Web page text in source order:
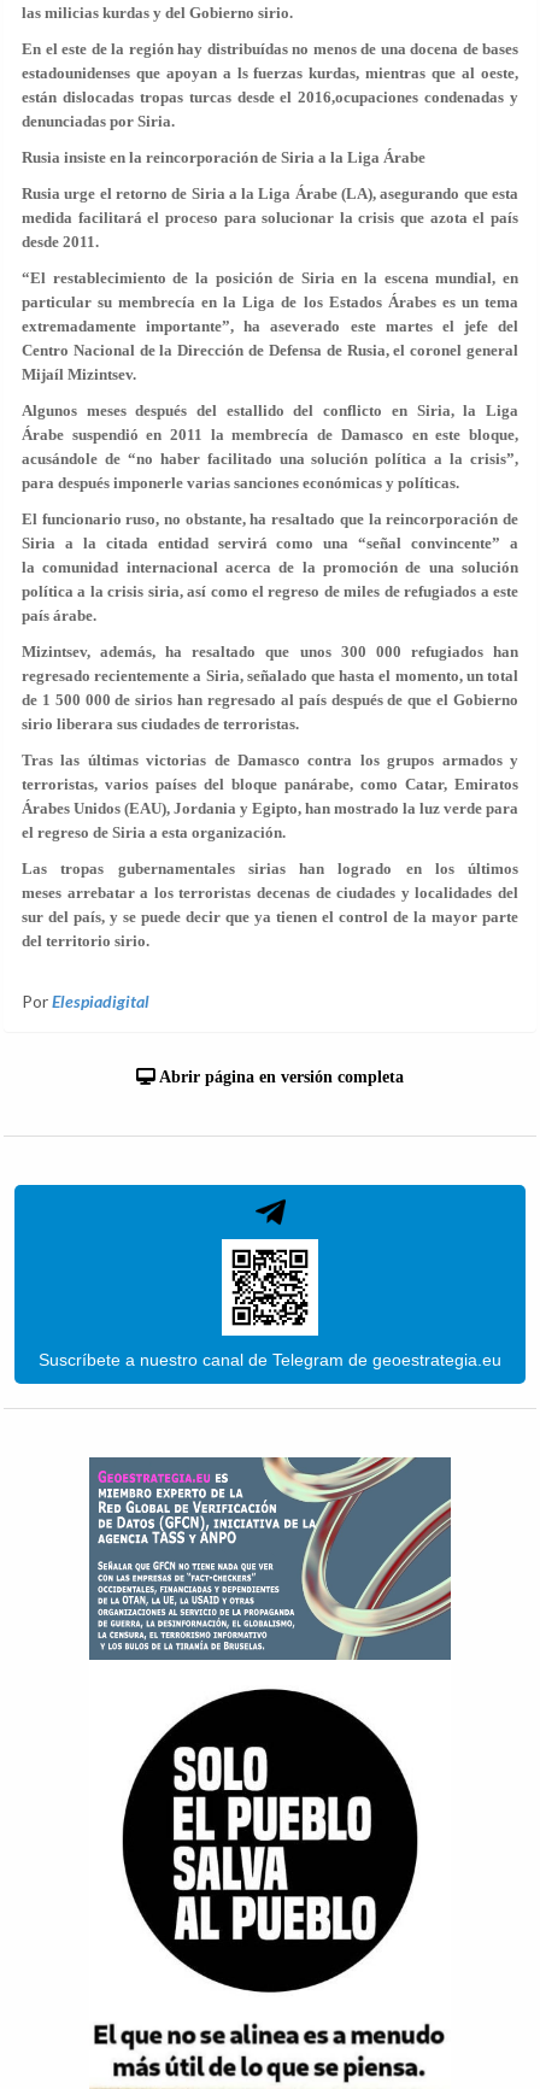
las milicias kurdas y del Gobierno sirio.
En el este de la región hay distribuídas no menos de una docena de bases
estadounidenses que apoyan a ls fuerzas kurdas, mientras que al oeste,
están dislocadas tropas turcas desde el 2016,ocupaciones condenadas y
denunciadas por Siria.
Rusia insiste en la reincorporación de Siria a la Liga Árabe
Rusia urge el retorno de Siria a la Liga Árabe (LA), asegurando que esta
medida facilitará el proceso para solucionar la crisis que azota el país
desde 2011.
“El restablecimiento de la posición de Siria en la escena mundial, en
particular su membrecía en la Liga de los Estados Árabes es un tema
extremadamente importante”, ha aseverado este martes el jefe del
Centro Nacional de la Dirección de Defensa de Rusia, el coronel general
Mijaíl Mizintsev.
Algunos meses después del estallido del conflicto en Siria, la Liga
Árabe suspendió en 2011 la membrecía de Damasco en este bloque,
acusándole de “no haber facilitado una solución política a la crisis”,
para después imponerle varias sanciones económicas y políticas.
El funcionario ruso, no obstante, ha resaltado que la reincorporación de
Siria a la citada entidad servirá como una “señal convincente” a
la comunidad internacional acerca de la promoción de una solución
política a la crisis siria, así como el regreso de miles de refugiados a este
país árabe.
Mizintsev, además, ha resaltado que unos 300 000 refugiados han
regresado recientemente a Siria, señalado que hasta el momento, un total
de 1 500 000 de sirios han regresado al país después de que el Gobierno
sirio liberara sus ciudades de terroristas.
Tras las últimas victorias de Damasco contra los grupos armados y
terroristas, varios países del bloque panárabe, como Catar, Emiratos
Árabes Unidos (EAU), Jordania y Egipto, han mostrado la luz verde para
el regreso de Siria a esta organización.
Las tropas gubernamentales sirias han logrado en los últimos
meses arrebatar a los terroristas decenas de ciudades y localidades del
sur del país, y se puede decir que ya tienen el control de la mayor parte
del territorio sirio.
PorElespiadigital
Abrir página en versión completa
Suscríbete a nuestro canal de Telegram de geoestrategia.eu